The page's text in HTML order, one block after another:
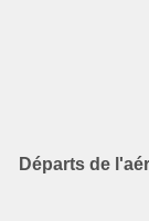
Départs de